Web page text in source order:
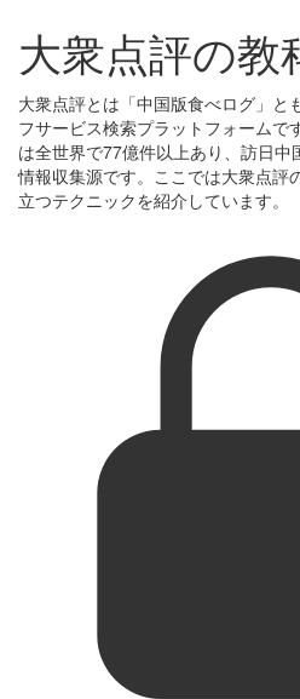
大衆点評の教
大衆点評とは「中国版食べログ」と
フサービス検索プラットフォームで
は全世界で77億件以上あり、訪日
情報収集源です。ここでは大衆点評
立つテクニックを紹介しています。